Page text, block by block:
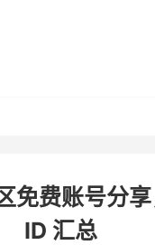
免费账号分
ID 汇总